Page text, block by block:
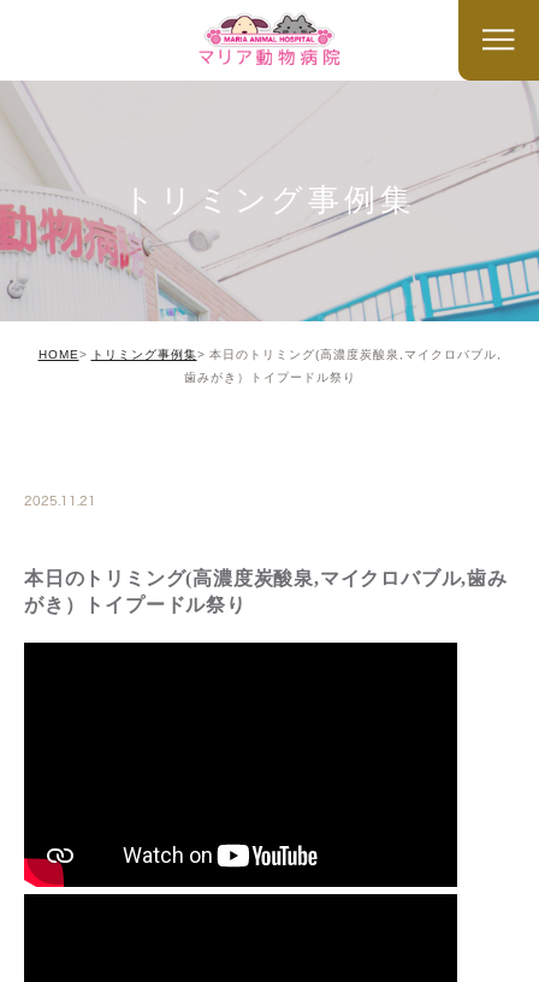
トリミング事例集
HOME トリミング事例集
本日のトリミング(高濃度炭酸泉,マイクロバブル,
歯みがき）トイプードル祭り
2025.11.21
本日のトリミング(高濃度炭酸泉,マイクロバブル,歯み
がき）トイプードル祭り